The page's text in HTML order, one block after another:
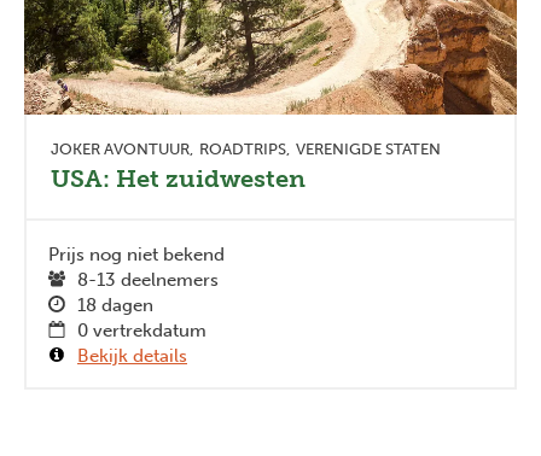
JOKER AVONTUUR ROADTRIPS VERENIGDE STATEN
USA: Het zuidwesten
Prijs nog niet bekend
8-13 deelnemers
18 dagen
0 vertrekdatum
Bekijk details